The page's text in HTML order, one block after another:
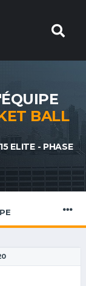
BALL
ELITE - PHASE